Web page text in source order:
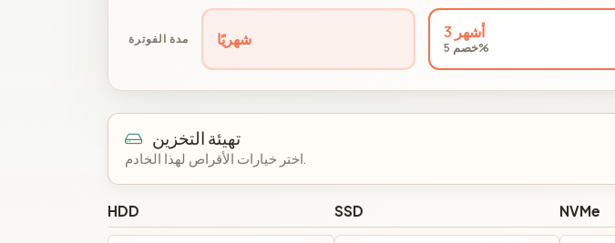
مدة الفوترة شهريًا 3 أشهر
خصم 5%
تهيئة التخزين
اختر خيارات الأقراص لهذا الخادم.
HDD SSD NVMe